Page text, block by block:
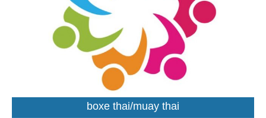
boxe thai/muay thai